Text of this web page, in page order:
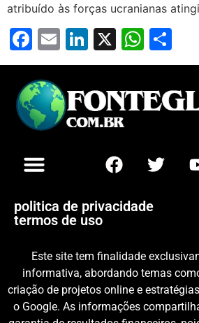
atribuído às forças ucranianas
Facebook
EmailLinkedIn
X
politica de privacidade
termos de uso
Este site tem finalidade
informativa, abordando temas
criação de projetos online e
o Google. As informações